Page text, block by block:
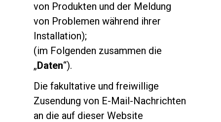
von Produkten und der Meldung
von Problemen während ihrer
Installation);
(im Folgenden zusammen die
„Daten“).
Die fakultative und freiwillige
Zusendung von E-Mail-Nachrichten
an die auf dieser Website